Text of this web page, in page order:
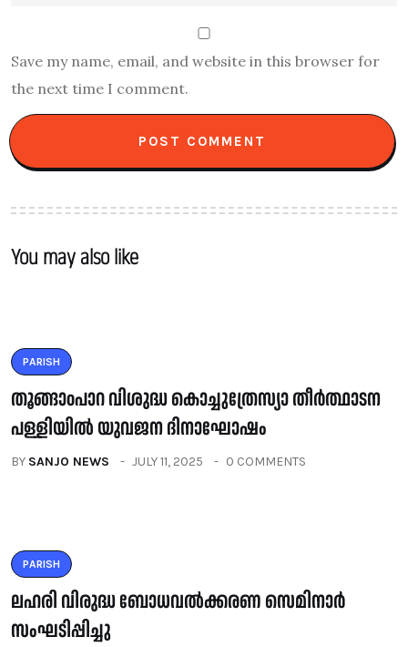
Save my name, email, and website in this browser for
the next time I comment.
You may also like
PARISH
തൂങ്ങാoപാറ വിശുദ്ധ കൊച്ചുത്രേസ്യാ തീർത്ഥാടന
പള്ളിയിൽ യുവജന ദിനാഘോഷം
BY SANJO NEWS JULY 11, 2025 0 COMMENTS
PARISH
ലഹരി വിരുദ്ധ ബോധവൽക്കരണ സെമിനാർ
സംഘടിപ്പിച്ചു